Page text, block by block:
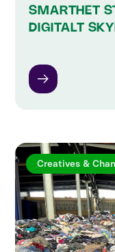
SMARTHET
DIGITALT
Creatives &